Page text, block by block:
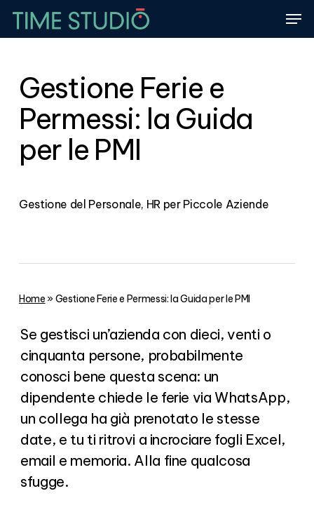
Skip
Gestione Ferie e
Permessi: la Guida
per le PMI
Gestione del Personale, HR per Piccole Aziende
Home»Gestione Ferie e Permessi: la Guida per le PMI
Se gestisci un’azienda con dieci, venti o
cinquanta persone, probabilmente
conosci bene questa scena: un
dipendente chiede le ferie via WhatsApp,
un collega ha già prenotato le stesse
date, e tu ti ritrovi a incrociare fogli Excel,
email e memoria. Alla fine qualcosa
sfugge.